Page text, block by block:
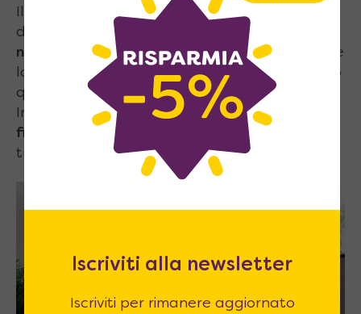
Il primo passo per migliorare l’illuminazione
della camera da letto è
sfruttare la luce
naturale
. Usa tendeleggere e trasparenti che
lascino entrare il massimo della luce, evitando
quelle pesanti che potrebbero bloccarla.
Inoltre, posizionare uno
specchio vicino alla
finestra
può riflettere la luce naturale in
tutta la stanza, amplificando la luminosità.
Iscriviti alla newsletter
Iscriviti per rimanere aggiornato